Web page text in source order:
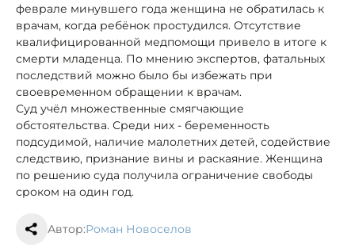
феврале минувшего года женщина не обратилась к
врачам, когда ребёнок простудился. Отсутствие
квалифицированной медпомощи привело в итоге к
смерти младенца. По мнению экспертов, фатальных
последствий можно было бы избежать при
своевременном обращении к врачам.
Суд учёл множественные смягчающие
обстоятельства. Среди них - беременность
подсудимой, наличие малолетних детей, содействие
следствию, признание вины и раскаяние. Женщина
по решению суда получила ограничение свободы
сроком на один год.
Автор:Роман Новоселов